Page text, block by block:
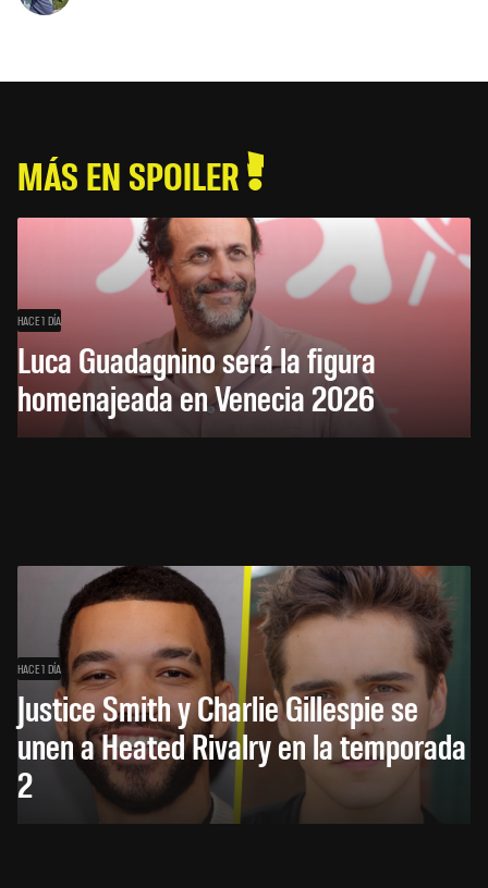
MÁS EN SPOILER
HACE 1 DÍA
Luca Guadagnino será la figura
homenajeada en Venecia 2026
HACE 1 DÍA
Justice Smith y Charlie Gillespie se
unen a Heated Rivalry en la temporada
2